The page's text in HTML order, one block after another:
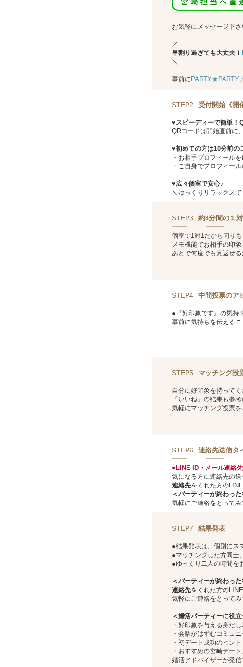
お気軽にメッセージ下さ
／
早割り過ぎても大丈夫！
＼
事前に PARTY★PARTY
STEP2 受付開始《開
♥スピーディーで簡単！
QRコードは開始直前に、
♥初めての方は10分前の
・お相手プロフィール
・ご自身でプロフィール
♥広々個室で安心♪
＼ゆっくりリラックスで
STEP3 約8分間の１
個室で1対1だから周り
メモ機能でお相手の印
あとで何度でも見返せ
STEP4 中間投票のア
●『好印象です』の気持
事前に気持ちを伝える
STEP5 マッチング投
自分に好印象を持って
「いいね」の結果も参
気軽にマッチング投票を
STEP6 連絡先送信タ
♥LINE ID・メール連絡
気になる方に連絡先の送
連絡先をくれた方の
＜パーティーが終わっ
気軽にご連絡をとってみ
STEP7 結果発表
●結果発表は、個別にス
●マッチングした方同士
●ゆっくり二人の時間を
＜パーティーが終わっ
連絡先をくれた方の
気軽にご連絡をとってみ
＜婚活パーティーに役
・好印象を与える身だ
・会話がはずむコミュ
・初デート成功のヒント
・おすすめの宮崎デート
婚活アドバイザーが発信